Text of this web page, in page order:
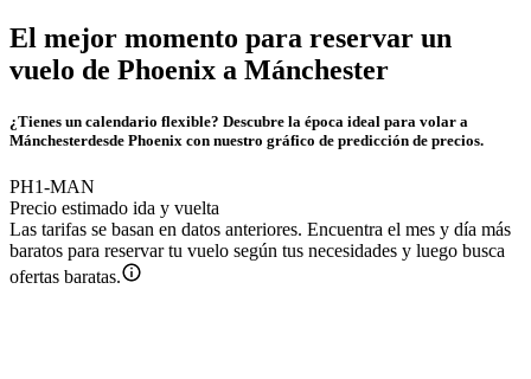
El mejor momento para reservar un
vuelo de Phoenix a Mánchester
¿Tienes un calendario flexible? Descubre la época ideal para volar a
Mánchesterdesde Phoenix con nuestro gráfico de predicción de precios.
PH1-MAN
Precio estimado ida y vuelta
Las tarifas se basan en datos anteriores. Encuentra el mes y día más
baratos para reservar tu vuelo según tus necesidades y luego busca
ofertas baratas.